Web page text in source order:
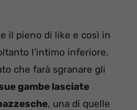
il pieno di like e così in
l’intimo inferiore.
che farà sgranare gli
gambe lasciate
, una di quelle